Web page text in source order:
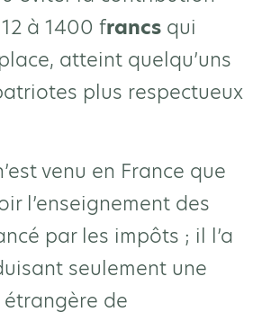
à 1400 francs qui
atteint quelqu’uns
plus respectueux
venu en France que
l’enseignement des
par les impôts ; il l’a
seulement une
de